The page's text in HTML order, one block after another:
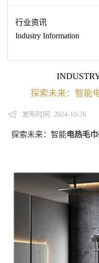
行业资讯
Industry Information
探索未来：智能
发布时间: 2024-10-26
探索未来：智能电热毛